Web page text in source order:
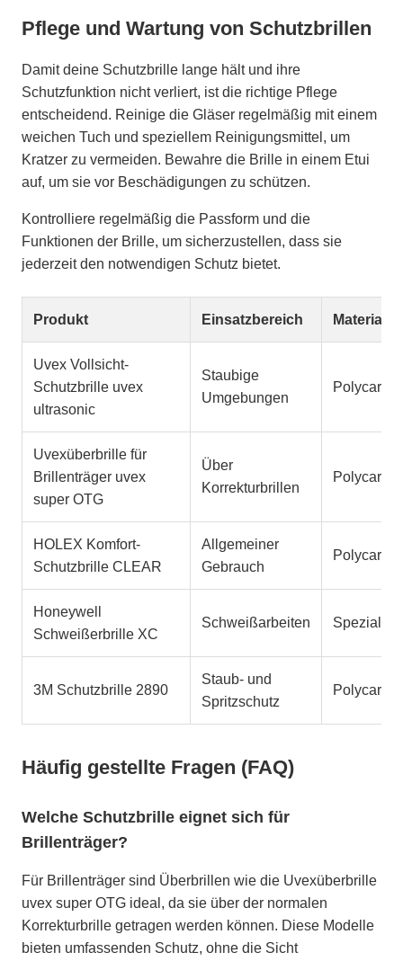
Pflege und Wartung von Schutzbrillen
Damit deine Schutzbrille lange hält und ihre
Schutzfunktion nicht verliert, ist die richtige Pflege
entscheidend. Reinige die Gläser regelmäßig mit einem
weichen Tuch und speziellem Reinigungsmittel, um
Kratzer zu vermeiden. Bewahre die Brille in einem Etui
auf, um sie vor Beschädigungen zu schützen.
Kontrolliere regelmäßig die Passform und die
Funktionen der Brille, um sicherzustellen, dass sie
jederzeit den notwendigen Schutz bietet.
Produkt Einsatzbereich Material
Uvex Vollsicht-
Schutzbrille uvex
ultrasonic
Staubige
Umgebungen
Uvexüberbrille für
Brillenträger uvex
super OTG
Über
Korrekturbrillen
HOLEX Komfort-
Schutzbrille CLEAR
Allgemeiner
Gebrauch
Honeywell
Schweißerbrille XC
Schweißarbeiten
3M Schutzbrille 2890
Staub- und
Spritzschutz
Häufig gestellte Fragen (FAQ)
Welche Schutzbrille eignet sich für
Brillenträger?
Für Brillenträger sind Überbrillen wie die Uvexüberbrille
uvex super OTG ideal, da sie über der normalen
Korrekturbrille getragen werden können. Diese Modelle
bieten umfassenden Schutz, ohne die Sicht